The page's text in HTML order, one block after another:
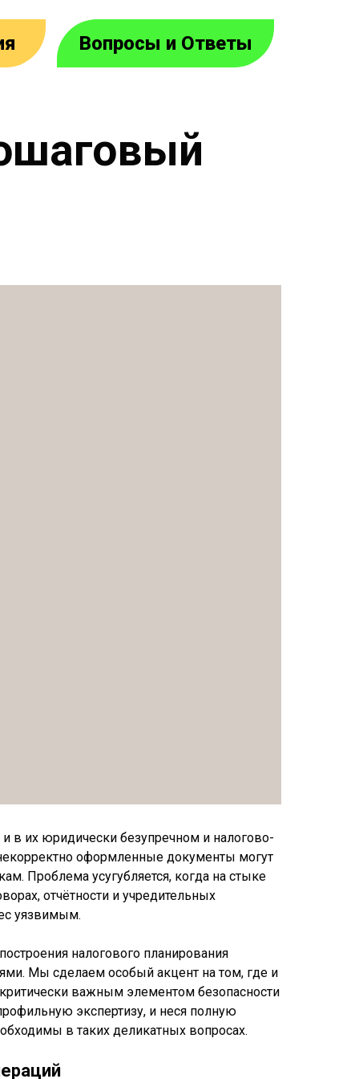
Вопросы и Ответы
в их юридически безупречном и налогово-
оформленные документы могут
Проблема усугубляется, когда на стыке
отчётности и учредительных
уязвимым.
налогового планирования
Мы сделаем особый акцент на том, где и
важным элементом безопасности
экспертизу, и неся полную
в таких деликатных вопросах.